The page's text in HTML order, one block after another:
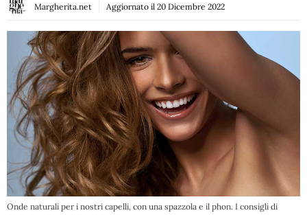
Margherita.net Aggiornato il 20 Dicembre 2022
Onde naturali per i nostri capelli, con una spazzola e il phon. I consigli di